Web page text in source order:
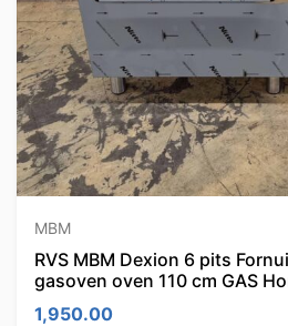
MBM
RVS MBM Dexion 6 pits
gasoven oven 110 cm GAS
1,950.00